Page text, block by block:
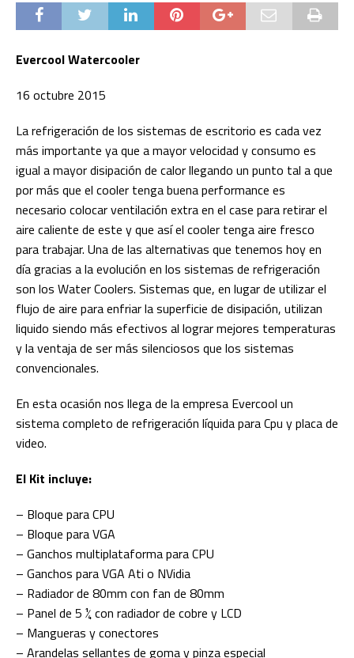
Evercool Watercooler
16 octubre 2015
La refrigeración de los sistemas de escritorio es cada vez
más importante ya que a mayor velocidad y consumo es
igual a mayor disipación de calor llegando un punto tal a que
por más que el cooler tenga buena performance es
necesario colocar ventilación extra en el case para retirar el
aire caliente de este y que así el cooler tenga aire fresco
para trabajar. Una de las alternativas que tenemos hoy en
día gracias a la evolución en los sistemas de refrigeración
son los Water Coolers. Sistemas que, en lugar de utilizar el
flujo de aire para enfriar la superficie de disipación, utilizan
liquido siendo más efectivos al lograr mejores temperaturas
y la ventaja de ser más silenciosos que los sistemas
convencionales.
En esta ocasión nos llega de la empresa Evercool un
sistema completo de refrigeración líquida para Cpu y placa de
video.
El Kit incluye:
– Bloque para CPU
– Bloque para VGA
– Ganchos multiplataforma para CPU
– Ganchos para VGA Ati o NVidia
– Radiador de 80mm con fan de 80mm
– Panel de 5 ¼ con radiador de cobre y LCD
– Mangueras y conectores
– Arandelas sellantes de goma y pinza especial